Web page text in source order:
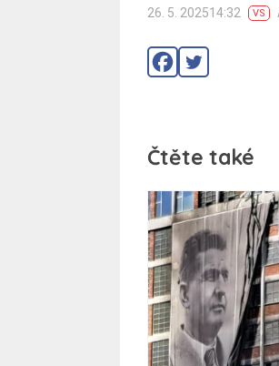
26. 5. 202514:32 VS
Čtěte také